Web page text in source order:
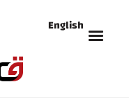
English